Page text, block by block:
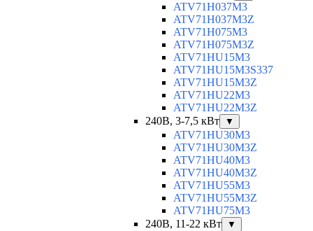
ATV71H037M3
ATV71H037M3Z
ATV71H075M3
ATV71H075M3Z
ATV71HU15M3
ATV71HU15M3S337
ATV71HU15M3Z
ATV71HU22M3
ATV71HU22M3Z
240В, 3-7,5 кВт
▼
ATV71HU30M3
ATV71HU30M3Z
ATV71HU40M3
ATV71HU40M3Z
ATV71HU55M3
ATV71HU55M3Z
ATV71HU75M3
240В, 11-22 кВт
▼